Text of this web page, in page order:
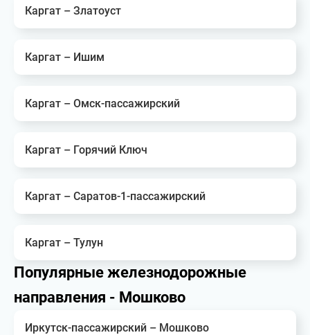
Каргат – Златоуст
Каргат – Ишим
Каргат – Омск-пассажирский
Каргат – Горячий Ключ
Каргат – Саратов-1-пассажирский
Каргат – Тулун
Популярные железнодорожные
направления - Мошково
Иркутск-пассажирский – Мошково